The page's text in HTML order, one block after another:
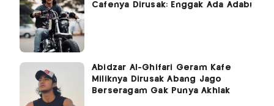
Cafenya Dirusak: Enggak Ada Adab!
Abidzar Al-Ghifari Geram Kafe
Miliknya Dirusak Abang Jago
Berseragam Gak Punya Akhlak